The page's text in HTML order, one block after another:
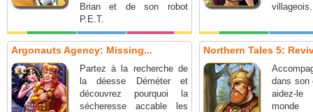
Brian et de son robot
P.E.T.
villageois.
Argonauts Agency: Missing...
Partez à la recherche de
la déesse Déméter et
découvrez pourquoi la
sécheresse accable les
Northern Tales 5:
dans son
aidez-